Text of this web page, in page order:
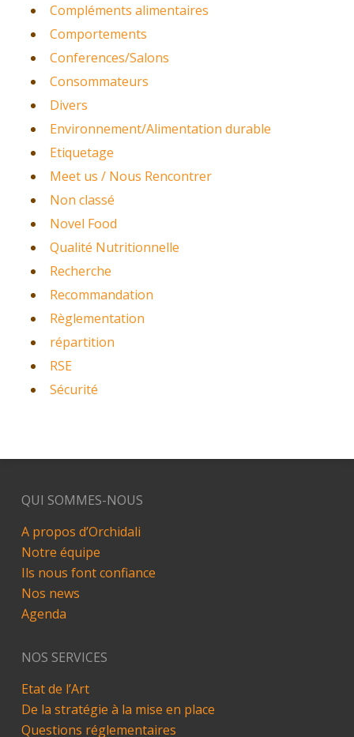
Compléments alimentaires
Comportements
Conferences/Salons
Consommateurs
Divers
Environnement/Alimentation durable
Etiquetage
Meet us / Nous Rencontrer
Non classé
Novel Food
Qualité Nutritionnelle
Recherche
Recommandation
Règlementation
répartition
RSE
Sécurité
QUI SOMMES-NOUS
A propos d’Orchidali
Notre équipe
Ils nous font confiance
Nos news
Agenda
NOS SERVICES
Etat de l’Art
De la stratégie à la mise en place
Questions réglementaires